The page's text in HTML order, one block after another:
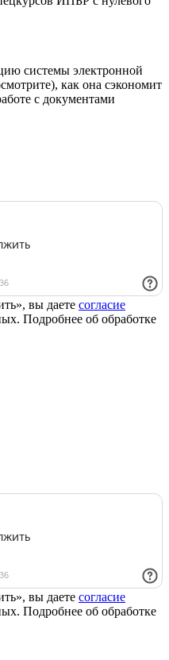
системы электронной
как она сэкономит
с документами
вы даете согласие
Подробнее об обработке
вы даете согласие
Подробнее об обработке